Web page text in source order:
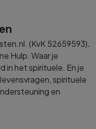
(KvK 52659593).
Hulp. Waar je
in het spirituele. En je
spirituele
en